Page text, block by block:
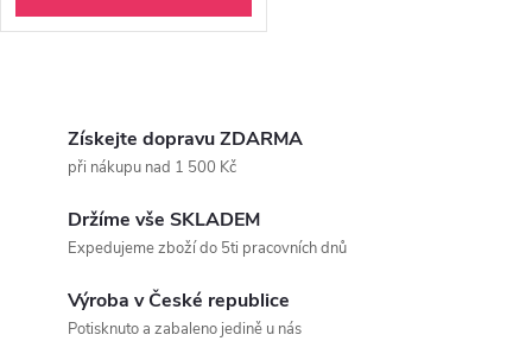
Získejte dopravu ZDARMA
při nákupu nad 1 500 Kč
Držíme vše SKLADEM
Expedujeme zboží do 5ti pracovních dnů
Výroba v České republice
Potisknuto a zabaleno jedině u nás